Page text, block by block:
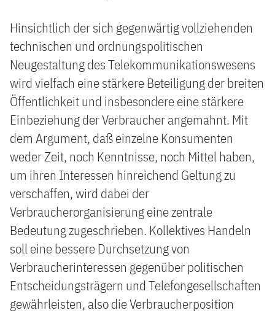
Hinsichtlich der sich gegenwärtig vollziehenden
technischen und ordnungspolitischen
Neugestaltung des Telekommunikationswesens
wird vielfach eine stärkere Beteiligung der breiten
Öffentlichkeit und insbesondere eine stärkere
Einbeziehung der Verbraucher angemahnt. Mit
dem Argument, daß einzelne Konsumenten
weder Zeit, noch Kenntnisse, noch Mittel haben,
um ihren Interessen hinreichend Geltung zu
verschaffen, wird dabei der
Verbraucherorganisierung eine zentrale
Bedeutung zugeschrieben. Kollektives Handeln
soll eine bessere Durchsetzung von
Verbraucherinteressen gegenüber politischen
Entscheidungsträgern und Telefongesellschaften
gewährleisten, also die Verbraucherposition